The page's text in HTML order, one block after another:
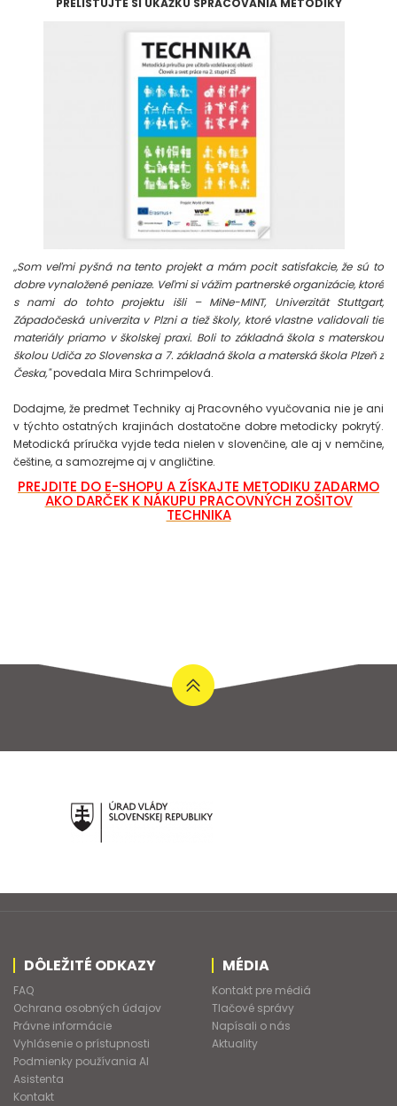
PRELISTUJTE SI UKÁŽKU SPRACOVANIA METODIKY
„Som veľmi pyšná na tento projekt a mám pocit satisfakcie, že sú to
dobre vynaložené peniaze. Veľmi si vážim partnerské organizácie, ktoré
s nami do tohto projektu išli – MiNe-MINT, Univerzität Stuttgart,
Západočeská univerzita v Plzni a tiež školy, ktoré vlastne validovali tie
materiály priamo v školskej praxi. Boli to základná škola s materskou
školou Udiča zo Slovenska a 7. základná škola a materská škola Plzeň z
Česka,"povedala Mira Schrimpelová.
Dodajme, že predmet Techniky aj Pracovného vyučovania nie je ani
v týchto ostatných krajinách dostatočne dobre metodicky pokrytý.
Metodická príručka vyjde teda nielen v slovenčine, ale aj v nemčine,
češtine, a samozrejme aj v angličtine.
PREJDITE DO E-SHOPU A ZÍSKAJTE METODIKU ZADARMO
AKO DARČEK K NÁKUPU PRACOVNÝCH ZOŠITOV
TECHNIKA
DÔLEŽITÉ ODKAZY
FAQ
Ochrana osobných údajov
Právne informácie
Vyhlásenie o prístupnosti
Podmienky používania AI
Asistenta
Kontakt
MÉDIA
Kontakt pre médiá
Tlačové správy
Napísali o nás
Aktuality